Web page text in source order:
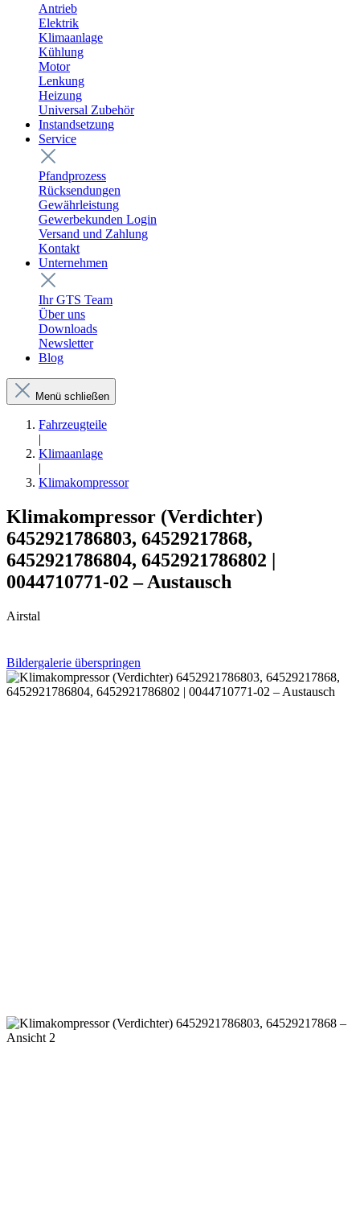
Antrieb
Elektrik
Klimaanlage
Kühlung
Motor
Lenkung
Heizung
Universal Zubehör
Instandsetzung
Service
Pfandprozess
Rücksendungen
Gewährleistung
Gewerbekunden Login
Versand und Zahlung
Kontakt
Unternehmen
Ihr GTS Team
Über uns
Downloads
Newsletter
Blog
Menü schließen
Fahrzeugteile
|
Klimaanlage
|
Klimakompressor
Klimakompressor (Verdichter)
6452921786803, 64529217868,
6452921786804, 6452921786802 |
0044710771-02 – Austausch
Airstal
Bildergalerie überspringen